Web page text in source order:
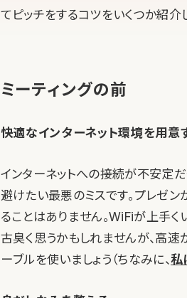
てピッチをするコツをいくつか紹介
ミーティングの前
快適なインターネット環境を用意
インターネットへの接続が不安定
避けたい最悪のミスです。プレゼ
ることはありません。WiFiが上手く
古臭く思うかもしれませんが、高
ーブルを使いましょう（ちなみに、私